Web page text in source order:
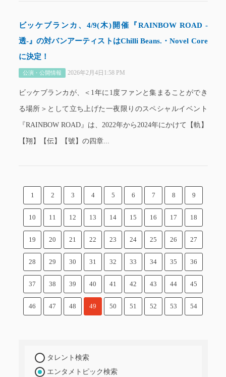
ビッケブランカ、4/9(木)開催『RAINBOW ROAD -
透-』の対バンアーティストはChilli Beans.・Novel Core
に決定！
公演・公開情報 2026年2月4日1:58 PM
ビッケブランカが、＜1年に1度ファンと集まることができ
る場所＞として立ち上げた一夜限りのスペシャルイベント
『RAINBOW ROAD』は、2022年から2024年にかけて【軌】
【翔】【伝】【號】の四章...
1 2 3 4 5 6 7 8 9
10 11 12 13 14 15 16 17 18
19 20 21 22 23 24 25 26 27
28 29 30 31 32 33 34 35 36
37 38 39 40 41 42 43 44 45
46 47 48 49 50 51 52 53 54
タレント検索
エンタメトピック検索